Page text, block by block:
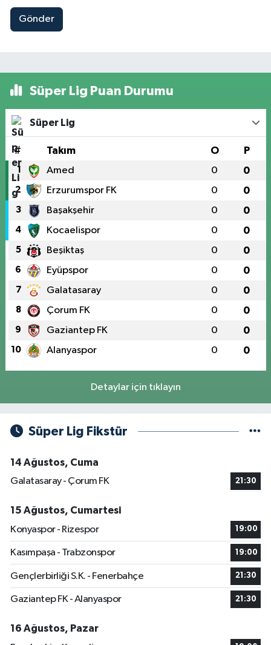
Gönder
Süper Lig Puan Durumu
Süper Lig
# Takım O P
1 Amed 0 0
2 Erzurumspor FK 0 0
3 Başakşehir 0 0
4 Kocaelispor 0 0
5 Beşiktaş 0 0
6 Eyüpspor 0 0
7 Galatasaray 0 0
8 Çorum FK 0 0
9 Gaziantep FK 0 0
10 Alanyaspor 0 0
Detaylar için tıklayın
Süper Lig Fikstür
14 Ağustos, Cuma
Galatasaray - Çorum FK
21:30
15 Ağustos, Cumartesi
Konyaspor - Rizespor
19:00
Kasımpaşa - Trabzonspor 19:00
Gençlerbirliği S.K. - Fenerbahçe 21:30
Gaziantep FK - Alanyaspor 21:30
16 Ağustos, Pazar